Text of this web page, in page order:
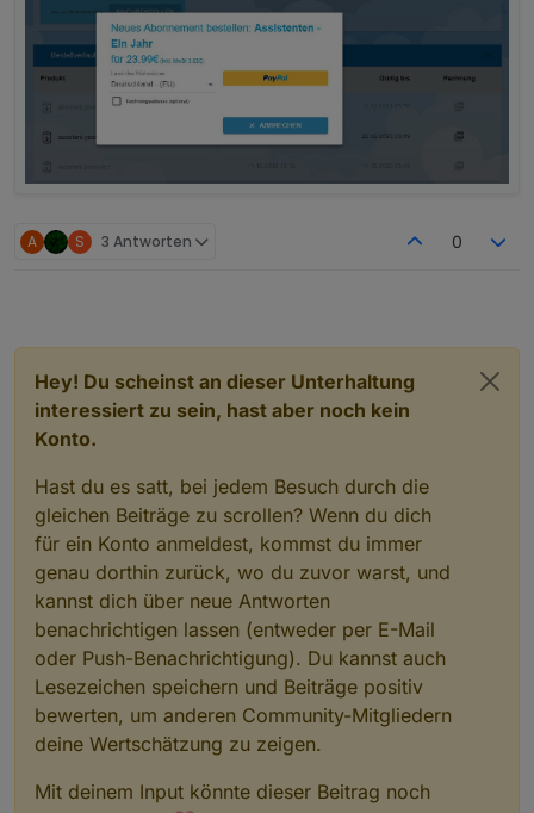
A S 3 Antworten 0
Hey! Du scheinst an dieser Unterhaltung
interessiert zu sein, hast aber noch kein
Konto.
Hast du es satt, bei jedem Besuch durch die
gleichen Beiträge zu scrollen? Wenn du dich
für ein Konto anmeldest, kommst du immer
genau dorthin zurück, wo du zuvor warst, und
kannst dich über neue Antworten
benachrichtigen lassen (entweder per E-Mail
oder Push-Benachrichtigung). Du kannst auch
Lesezeichen speichern und Beiträge positiv
bewerten, um anderen Community-Mitgliedern
deine Wertschätzung zu zeigen.
Mit deinem Input könnte dieser Beitrag noch